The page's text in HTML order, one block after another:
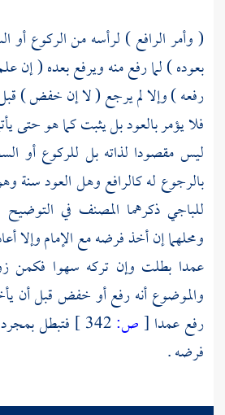
( وأمر الرافع ) لرأسه من الركوع أو
بعوده ) لما رفع منه ويرفع بعده ( إن
رفعه ) وإلا لم يرجع ( لا إن خفض )
فلا يؤمر بالعود بل يثبت كما هو حتى
ليس مقصودا لذاته بل للركوع أو
بالرجوع له كالرافع وهل العود سنة
للباجيذكرهما المصنف في
ومحلهما إن أخذ فرضه مع الإمام وإلا
عمدا بطلت وإن تركه سهوا فكمن
والموضوع أنه رفع أو خفض قبل أن
رفع عمدا [ص:
فتبطل
فرضه .